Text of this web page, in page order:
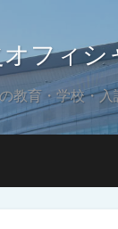
フィ
教育・学校・入